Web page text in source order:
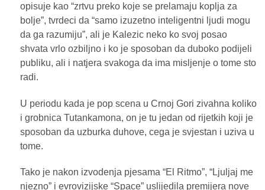
opisuje kao “zrtvu preko koje se prelamaju koplja za
bolje”, tvrdeci da “samo izuzetno inteligentni ljudi mogu
da ga razumiju”, ali je Kalezic neko ko svoj posao
shvata vrlo ozbiljno i ko je sposoban da duboko podijeli
publiku, ali i natjera svakoga da ima misljenje o tome sto
radi.
U periodu kada je pop scena u Crnoj Gori zivahna koliko
i grobnica Tutankamona, on je tu jedan od rijetkih koji je
sposoban da uzburka duhove, cega je svjestan i uziva u
tome.
Tako je nakon izvodenja pjesama “El Ritmo”, “Ljuljaj me
njezno” i evrovizijske “Space” uslijedila premijera nove